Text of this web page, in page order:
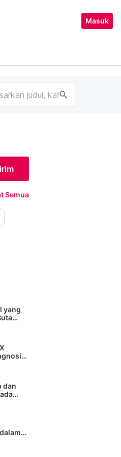
Masuk
search
Semua
yang
dan